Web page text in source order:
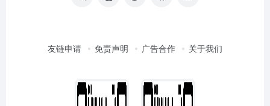
友链申请 免责声明 广告合作 关于我们